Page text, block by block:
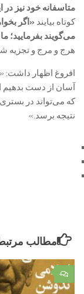
متاسفانه خود نیز در
کوتاه بیایند «اگر
می‌گویند بفرمایید؛
هرج و مرج و تجزیه
افروغ اظهار داشت:
آسان از دست بدهیم
که می‌تواند در
نتیجه برسد.»
مطالب
۰